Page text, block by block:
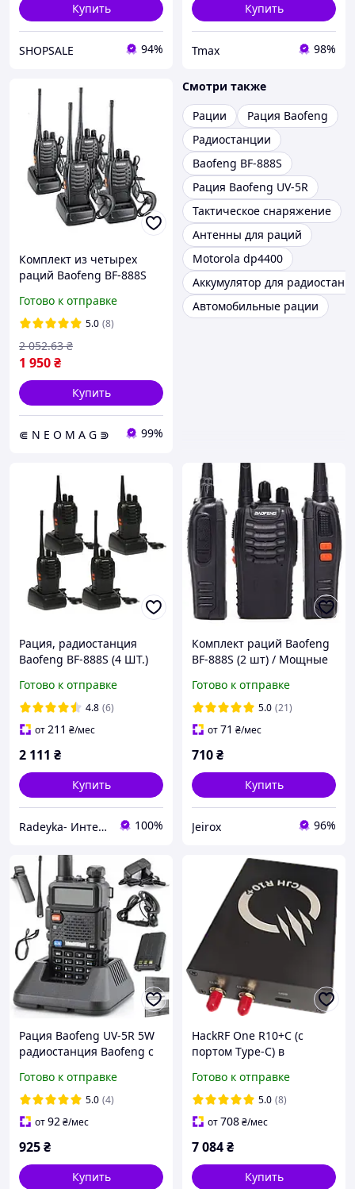
Купить
SHOPSALE 94%
Купить
Tmax 98%
Комплект из четырех
раций Baofeng BF-888S
Готово к отправке
5.0 (8)
1 950₴
2 052.63 ₴
Купить
⋐ N E O M A G ⋑ 99%
Смотри также
Рации
Рация Baofeng
Радиостанции
Baofeng BF-888S
Рация Baofeng UV-5R
Тактическое снаряжение
Антенны для раций
Motorola dp4400
Аккумулятор для
Автомобильные рации
Рация, радиостанция
Baofeng BF-888S (4 ШТ.)
Baofeng 888S.
Готово к отправке
4.8 (6)
от211 ₴/мес
2 111 ₴
Купить
Radeyka- Интернет магазин раций и аксессуаров 100%
Комплект раций Baofeng
BF-888S (2 шт) / Мощные
Расстояние 10 км /
Профессиональные 16
каналов
Готово к отправке
5.0 (21)
от71 ₴/мес
710₴
Купить
Jeirox 96%
Рация Baofeng UV-5R 5W
радиостанция Baofeng с
Готово к отправке
5.0 (4)
от92₴/мес
925₴
Купить
HackRF One R10+C (с
портом Type-C) в
Готово к отправке
5.0 (8)
от708₴/мес
7 084₴
Купить